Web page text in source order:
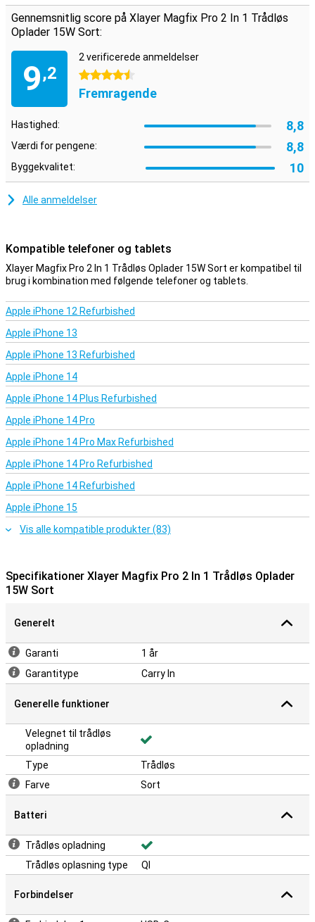
Der medfølger et USB-C til USB-C-strømkabel med XLayer MagFix
Pro Wireless Charger 15W Sort.
Oplad flere enheder samtidigt
Med denne oplader kan du oplade flere enheder på samme tid. Så
du kan sætte din MagSafe-kompatible telefon på standeren og
samtidig sætte dine høretelefoner på det andet rum til trådløs
opladning.
Gennemsnitlig score på Xlayer Magfix Pro 2 In 1 Trådløs
Oplader 15W Sort:
9,2
2 verificerede anmeldelser
4.5 stjerner
Fremragende
Hastighed: 8,8
Værdi for pengene: 8,8
Byggekvalitet: 10
Alle anmeldelser
Kompatible telefoner og tablets
Xlayer Magfix Pro 2 In 1 Trådløs Oplader 15W Sort er kompatibel til
brug i kombination med følgende telefoner og tablets.
Apple iPhone 12 Refurbished
Apple iPhone 13
Apple iPhone 13 Refurbished
Apple iPhone 14
Apple iPhone 14 Plus Refurbished
Apple iPhone 14 Pro
Apple iPhone 14 Pro Max Refurbished
Apple iPhone 14 Pro Refurbished
Apple iPhone 14 Refurbished
Apple iPhone 15
Vis alle kompatible produkter (83)
Specifikationer Xlayer Magfix Pro 2 In 1 Trådløs Oplader
15W Sort
Generelt
Garanti
1 år
Garantitype
Carry In
Generelle funktioner
Velegnet til trådløs
opladning
Type
Trådløs
Farve
Sort
Batteri
Trådløs opladning
Trådløs oplasning type
QI
Forbindelser